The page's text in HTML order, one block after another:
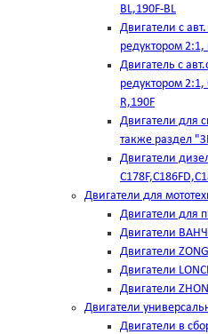
BL,190F-BL
Двигатели с
редуктором 2:1,
Двигатель с
редуктором 2:1,
R,190F
Двигатели для
также раздел
Двигатели
Двигатели для
Двигатели для
Двигатели
Двигатели
Двигатели
Двигатели
Двигатели
Двигатели в